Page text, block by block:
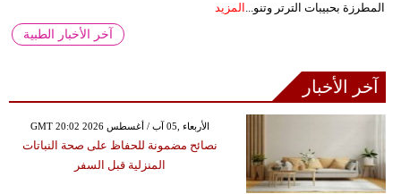
المطرزة بحبيبات الترتر وتنو... المزيد
آخر الأخبار الطبية
آخر الأخبار
GMT 20:02 2026 الأربعاء ,05 آب / أغسطس
نصائح مضمونة للحفاظ على صحة النباتات
المنزلية قبل السفر